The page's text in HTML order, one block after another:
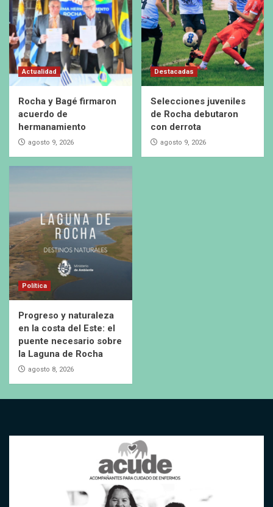
Actualidad
Rocha y Bagé firmaron
acuerdo de
hermanamiento
agosto 9, 2026
Destacadas
Selecciones juveniles
de Rocha debutaron
con derrota
agosto 9, 2026
Política
Progreso y naturaleza
en la costa del Este: el
puente necesario sobre
la Laguna de Rocha
agosto 8, 2026